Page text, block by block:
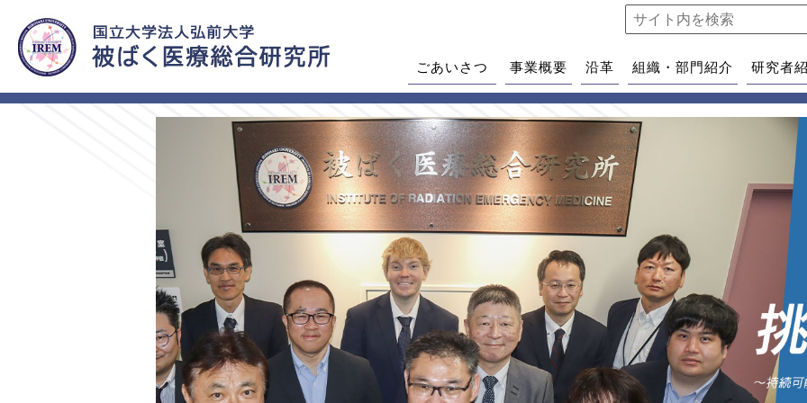
ごあいさつ 事業概要 沿革 組織・部門紹介 研究者